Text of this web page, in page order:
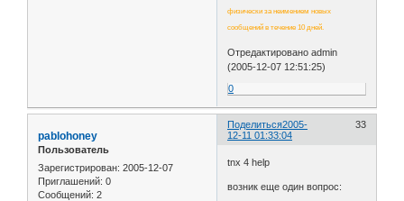
физически за неимением новых
сообщений в течение 10 дней.
Отредактировано admin
(2005-12-07 12:51:25)
0
Поделиться 33
2005-
12-11 01:33:04
pablohoney
Пользователь
Зарегистрирован: 2005-12-07
Приглашений: 0
Сообщений: 2
tnx 4 help
возник еще один вопрос: